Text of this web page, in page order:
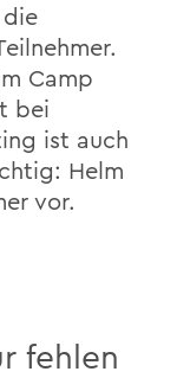
die
Camp
bei
ist auch
Helm
vor.
fehlen